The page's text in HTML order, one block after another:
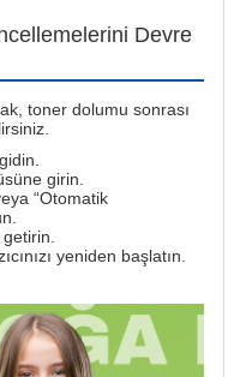
Devre
toner dolumu sonrası
girin.
“Otomatik
yeniden başlatın.